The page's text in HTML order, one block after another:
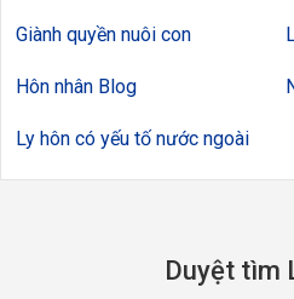
Giành quyền nuôi con
Hôn nhân Blog
Ly hôn có yếu tố nước ngoài
Duyệt tìm